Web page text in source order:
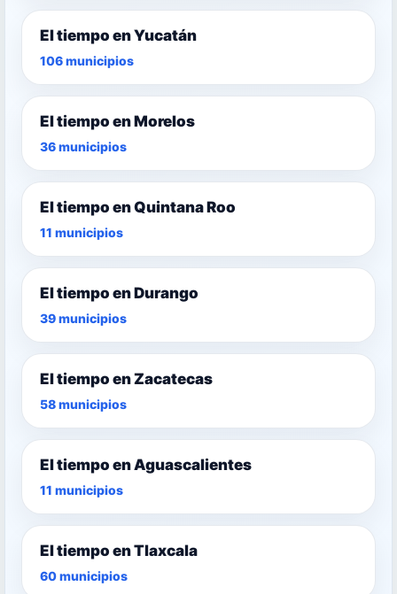
El tiempo en Yucatán
106 municipios
El tiempo en Morelos
36 municipios
El tiempo en Quintana Roo
11 municipios
El tiempo en Durango
39 municipios
El tiempo en Zacatecas
58 municipios
El tiempo en Aguascalientes
11 municipios
El tiempo en Tlaxcala
60 municipios